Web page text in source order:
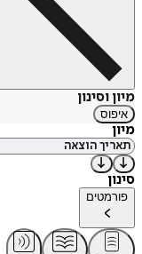
מיון וסינון
איפוס
מיון
סינון
פורמטים